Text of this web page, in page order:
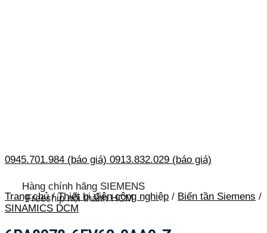
0945.701.984 (báo giá) 0913.832.029 (báo giá)
Hàng chính hãng SIEMENS
Freeship nội thành HCM
Trang chủ / Thiết bị điện công nghiệp / Biến tần Siemens /
SINAMICS DCM